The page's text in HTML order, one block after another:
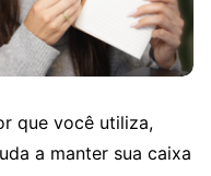
que você utiliza,
a manter sua caixa